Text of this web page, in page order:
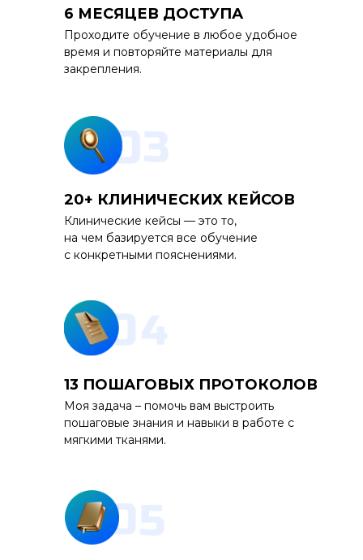
6 МЕСЯЦЕВ ДОСТУПА
Проходите обучение в любое удобное
время и повторяйте материалы для
закрепления.
20+ КЛИНИЧЕСКИХ КЕЙСОВ
Клинические кейсы — это то,
на чем базируется все обучение
с конкретными пояснениями.
13 ПОШАГОВЫХ ПРОТОКОЛОВ
Моя задача – помочь вам выстроить
пошаговые знания и навыки в работе с
мягкими тканями.